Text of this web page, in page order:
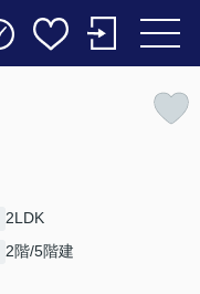
2LDK
2階/5階建